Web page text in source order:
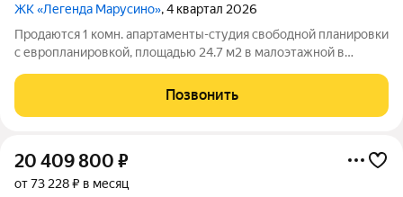
ЖК «Легенда Марусино», 4 квартал 2026
Продаются 1 комн. апартаменты-студия свободной планировки
с европланировкой, площадью 24.7 м2 в малоэтажной в
м. Некрасовка. Возможен вариант покупки с использованием
ипотечных средств, есть
Позвонить
20 409 800 ₽
от 73 228 ₽ в месяц